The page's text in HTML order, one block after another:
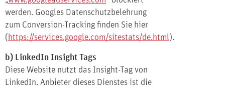
werden. Googles Datenschutzbelehrung
zum Conversion-Tracking finden Sie hier
( https://services.google.com/sitestats/de.html).
b) LinkedIn Insight Tags
Diese Website nutzt das Insight-Tag von
LinkedIn. Anbieter dieses Dienstes ist die